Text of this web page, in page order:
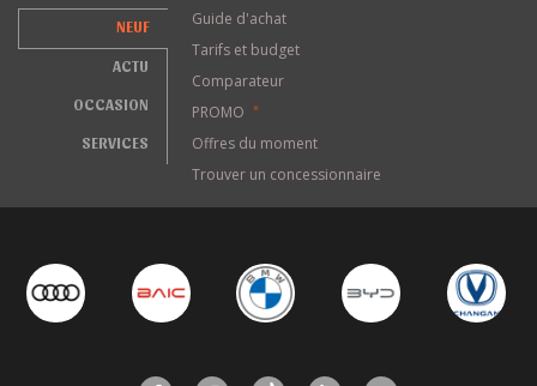
NEUF
ACTU
OCCASION
SERVICES
Guide d'achat
Tarifs et budget
Comparateur
PROMO
*
Offres du moment
Trouver un concessionnaire